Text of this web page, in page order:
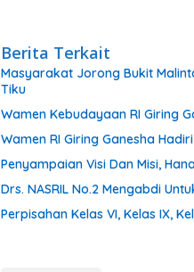
Berita Terkait
Masyarakat Jorong Bukit
Tiku
Wamen Kebudayaan RI Giring
Wamen RI Giring Ganesha
Penyampaian Visi Dan Misi,
Drs. NASRIL No.2 Mengabdi
Perpisahan Kelas VI, Kelas IX,